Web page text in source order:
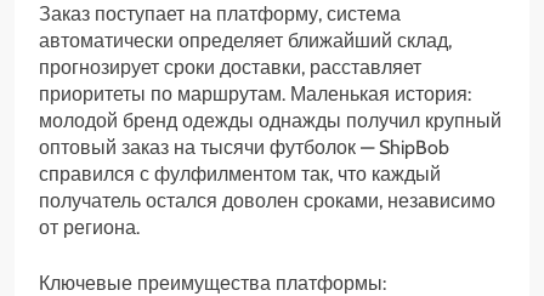
Заказ поступает на платформу, система
автоматически определяет ближайший склад,
прогнозирует сроки доставки, расставляет
приоритеты по маршрутам. Маленькая история:
молодой бренд одежды однажды получил крупный
оптовый заказ на тысячи футболок — ShipBob
справился с фулфилментом так, что каждый
получатель остался доволен сроками, независимо
от региона.
Ключевые преимущества платформы: